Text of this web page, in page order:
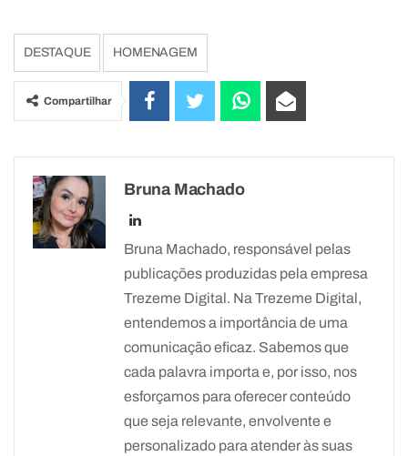
DESTAQUE HOMENAGEM
Compartilhar
Bruna Machado
Bruna Machado, responsável pelas
publicações produzidas pela empresa
Trezeme Digital. Na Trezeme Digital,
entendemos a importância de uma
comunicação eficaz. Sabemos que
cada palavra importa e, por isso, nos
esforçamos para oferecer conteúdo
que seja relevante, envolvente e
personalizado para atender às suas